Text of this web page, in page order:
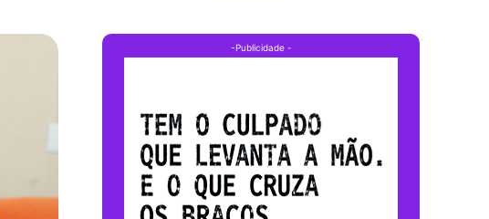
-Publicidade -